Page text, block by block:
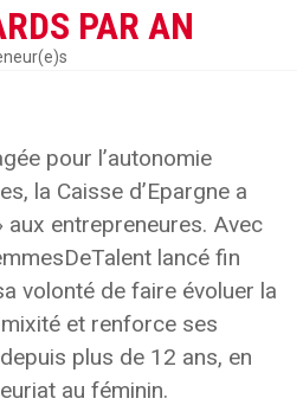
pour l’autonomie
la Caisse d’Epargne a
aux entrepreneures. Avec
lancé fin
volonté de faire évoluer la
et renforce ses
plus de 12 ans, en
au féminin.
PAR AN